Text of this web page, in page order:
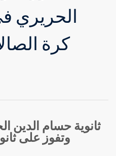
الحريري
كرة
ثانوية حسام الدين
وتفوز على